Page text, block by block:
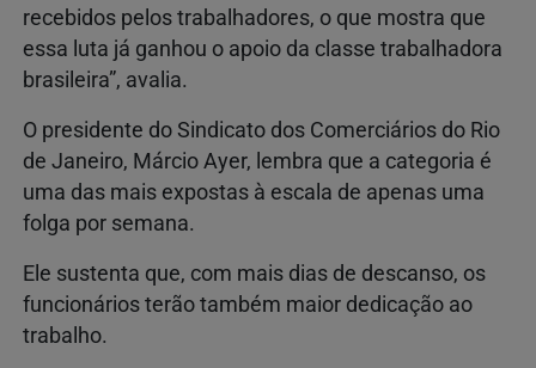
recebidos pelos trabalhadores, o que mostra que
essa luta já ganhou o apoio da classe trabalhadora
brasileira”, avalia.
O presidente do Sindicato dos Comerciários do Rio
de Janeiro, Márcio Ayer, lembra que a categoria é
uma das mais expostas à escala de apenas uma
folga por semana.
Ele sustenta que, com mais dias de descanso, os
funcionários terão também maior dedicação ao
trabalho.